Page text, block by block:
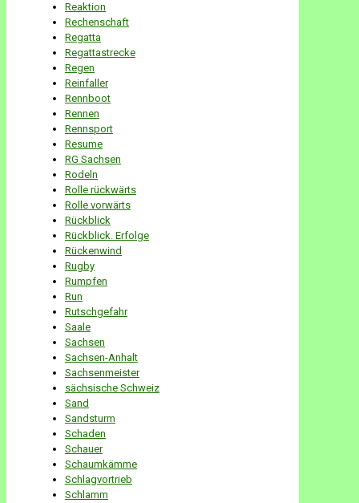
Reaktion
Rechenschaft
Regatta
Regattastrecke
Regen
Reinfaller
Rennboot
Rennen
Rennsport
Resume
RG Sachsen
Rodeln
Rolle rückwärts
Rolle vorwärts
Rückblick
Rückblick. Erfolge
Rückenwind
Rugby
Rumpfen
Run
Rutschgefahr
Saale
Sachsen
Sachsen-Anhalt
Sachsenmeister
sächsische Schweiz
Sand
Sandsturm
Schaden
Schauer
Schaumkämme
Schlagvortrieb
Schlamm